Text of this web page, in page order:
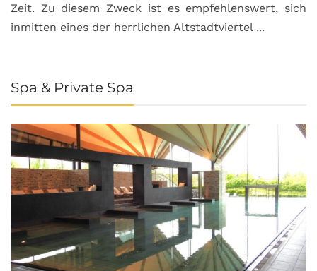
Zeit. Zu diesem Zweck ist es empfehlenswert, sich
inmitten eines der herrlichen Altstadtviertel ...
Spa & Private Spa